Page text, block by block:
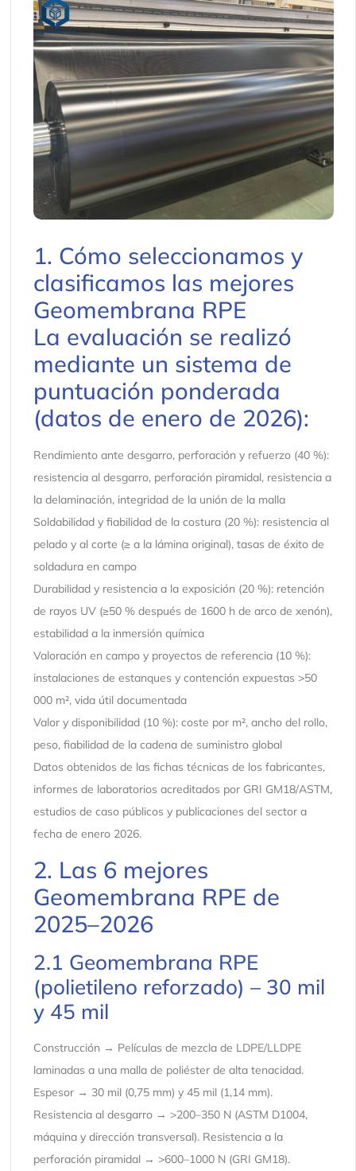
1. Cómo seleccionamos y
clasificamos las mejores
Geomembrana RPE
La evaluación se realizó
mediante un sistema de
puntuación ponderada
(datos de enero de 2026):
Rendimiento ante desgarro, perforación y refuerzo (40 %):
resistencia al desgarro, perforación piramidal, resistencia a
la delaminación, integridad de la unión de la malla
Soldabilidad y fiabilidad de la costura (20 %): resistencia al
pelado y al corte (≥ a la lámina original), tasas de éxito de
soldadura en campo
Durabilidad y resistencia a la exposición (20 %): retención
de rayos UV (≥50 % después de 1600 h de arco de xenón),
estabilidad a la inmersión química
Valoración en campo y proyectos de referencia (10 %):
instalaciones de estanques y contención expuestas >50
000 m², vida útil documentada
Valor y disponibilidad (10 %): coste por m², ancho del rollo,
peso, fiabilidad de la cadena de suministro global
Datos obtenidos de las fichas técnicas de los fabricantes,
informes de laboratorios acreditados por GRI GM18/ASTM,
estudios de caso públicos y publicaciones del sector a
fecha de enero 2026.
2. Las 6 mejores
Geomembrana RPE de
2025–2026
2.1 Geomembrana RPE
(polietileno reforzado) – 30 mil
y 45 mil
Construcción → Películas de mezcla de LDPE/LLDPE
laminadas a una malla de poliéster de alta tenacidad.
Espesor → 30 mil (0,75 mm) y 45 mil (1,14 mm).
Resistencia al desgarro → >200–350 N (ASTM D1004,
máquina y dirección transversal). Resistencia a la
perforación piramidal → >600–1000 N (GRI GM18).